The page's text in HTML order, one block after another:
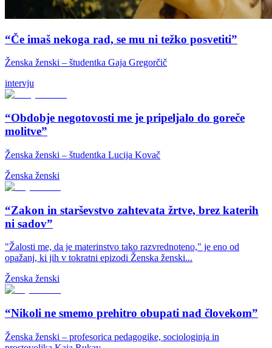
“Če imaš nekoga rad, se mu ni težko posvetiti”
Ženska ženski – študentka Gaja Gregorčič
intervju
“Obdobje negotovosti me je pripeljalo do goreče
molitve”
Ženska ženski – študentka Lucija Kovač
Ženska ženski
“Zakon in starševstvo zahtevata žrtve, brez katerih
ni sadov”
"Žalosti me, da je materinstvo tako razvrednoteno," je eno od
opažanj, ki jih v tokratni epizodi Ženska ženski...
Ženska ženski
“Nikoli ne smemo prehitro obupati nad človekom”
Ženska ženski – profesorica pedagogike, sociologinja in